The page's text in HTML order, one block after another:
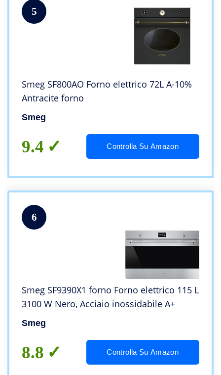
5
Smeg SF800AO Forno elettrico 72L A-10%
Antracite forno
Smeg
9.4 Controlla Su Amazon
6
Smeg SF9390X1 forno Forno elettrico 115 L
3100 W Nero, Acciaio inossidabile A+
Smeg
8.8 Controlla Su Amazon